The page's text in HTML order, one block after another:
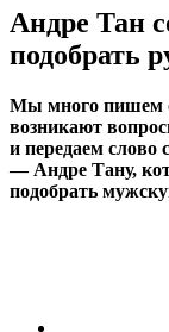
Андре Тан
подобрать
Мы много пишем
возникают
и передаем слово
— Андре Тану,
подобрать